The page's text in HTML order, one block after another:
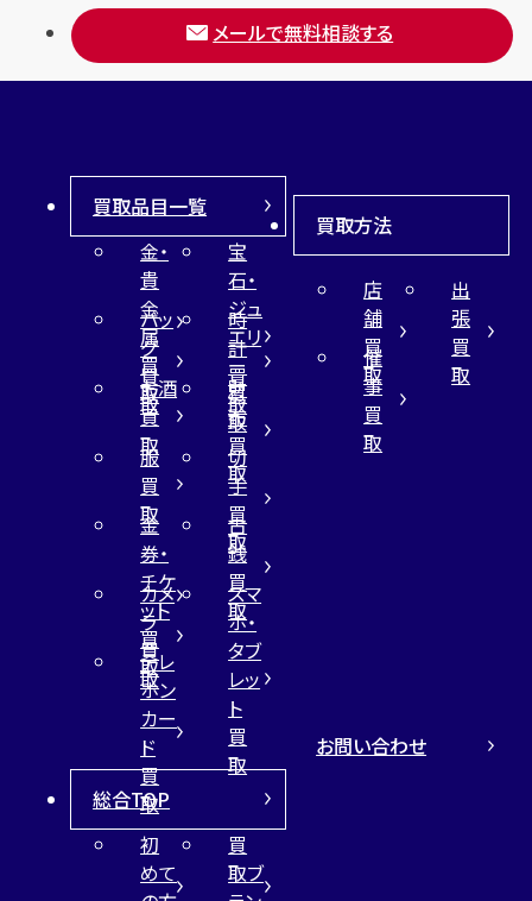
メールで無料相談する
買取品目一覧
金・
貴
金
属
買
取
宝
石・
ジュ
エリ
ー
買
取
バッ
グ
買
取
時
計
買
取
お酒
買
取
財
布
買
取
服
買
取
切
手
買
取
金
券・
チケ
ット
買
取
古
銭
買
取
カメ
ラ
買
取
スマ
ホ・
タブ
レッ
ト
買
取
テレ
ホン
カー
ド
買
取
買取方法
店
舗
買
取
出
張
買
取
催
事
買
取
総合TOP
初
めて
買
取ブ
お問い合わせ